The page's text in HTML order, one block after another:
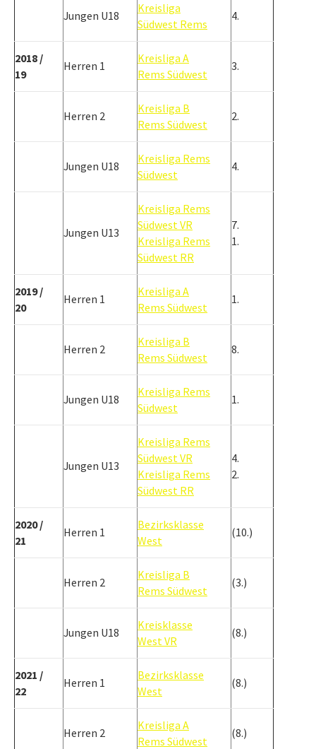
Jungen U18
Kreisliga
Südwest Rems
4.
2018 /
19
Herren 1
Kreisliga A
Rems Südwest
3.
Herren 2
Kreisliga B
Rems Südwest
2.
Jungen U18
Kreisliga Rems
Südwest
4.
Jungen U13
Kreisliga Rems
Südwest VR
Kreisliga Rems
Südwest RR
7.
1.
2019 /
20
Herren 1
Kreisliga A
Rems Südwest
1.
Herren 2
Kreisliga B
Rems Südwest
8.
Jungen U18
Kreisliga Rems
Südwest
1.
Jungen U13
Kreisliga Rems
Südwest VR
Kreisliga Rems
Südwest RR
4.
2.
2020 /
21
Herren 1
Bezirksklasse
West
(10.)
Herren 2
Kreisliga B
Rems Südwest
(3.)
Jungen U18
Kreisklasse
West VR
(8.)
2021 /
22
Herren 1
Bezirksklasse
West
(8.)
Herren 2
Kreisliga A
Rems Südwest
(8.)